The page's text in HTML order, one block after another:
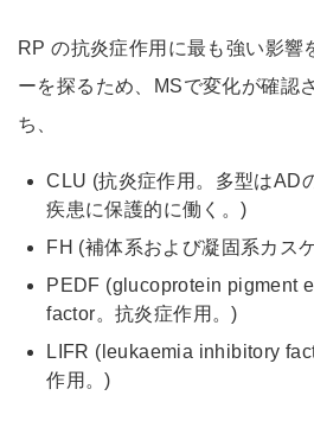
RP の抗炎症作用に最も強い影響
ーを探るため、MSで変化が確認
ち、
CLU (抗炎症作用。多型はAD
疾患に保護的に働く。)
FH (補体系および凝固系カス
PEDF (glucoprotein pigment
factor。抗炎症作用。)
LIFR (leukaemia inhibitory
作用。)